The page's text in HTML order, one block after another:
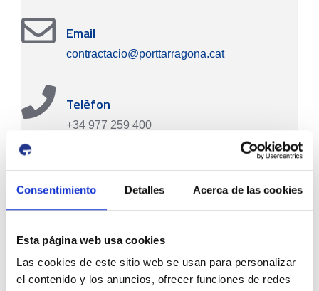
Consentimiento Detalles Acerca de las cookies
Esta página web usa cookies
Las cookies de este sitio web se usan para personalizar
el contenido y los anuncios, ofrecer funciones de redes
Email
contractacio@porttarragona.cat
Telèfon
+34 977 259 400